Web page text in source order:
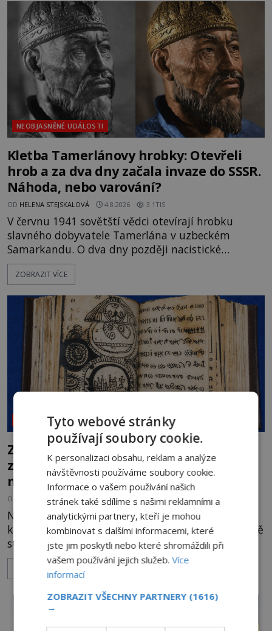
mezi vůdce protihusitského boje. Za manželku má
skutečně jistou
NEOBJASNĚNÉ UDÁLOSTI
Kletba Tamerlánovy hrobky: Otevřeli
hrob a za dva dny začala invaze do SSSR.
Náhoda, nebo varování?
OD HELENA STEJSKALOVÁ 4.8.2026 3.1TIS
V červnu 1941 sovětští vědci otevírají hrobku
slavného dobyvatele Tamerlána v uzbeckém
Samarkandu. O dva dny později nacistické
Německo zahajuje operaci Barbarossa a napadá
Sovětský svaz. Shoda dat je natolik zarážející, že se
na legendě něco pravdy, nebo jde jen o fascinující
souhru okolností? Když antropolog Michail
Gerasimov (1907-1970) a
ZOBRAZIT VÍCE
NEOBJASNĚNÉ UDÁLOSTI
Záhada Rohoncského kodexu: Ukrývá
zapomenutý jazyk, tajnou šifru, nebo
mistrovský podvrh?
OD HELENA STEJSKALOVÁ 3.8.2026 3.1TIS
Na první pohled připomíná obyčejnou starou
knihu. Jakmile ji však otevřete, ocitnete se ve světě
stovek neznámých znaků, podivných ilustrací a
textu, který už téměř dvě století vzdoruje všem
pokusům o rozluštění. Rohoncský kodex patří mezi
jistotou neví, kdo jej napsal, kdy vznikl ani co
vlastně vypráví. Rohoncský kodex se poprvé
objevuje v roce
Tyto webové stránky
používají soubory cookie.
K personalizaci obsahu, reklam a analýze
návštěvnosti používáme soubory cookie.
Informace o vašem používání našich
stránek také sdílíme s našimi reklamními a
analytickými partnery, kteří je mohou
kombinovat s dalšími informacemi, které
jste jim poskytli nebo které shromáždili při
vašem používání jejich služeb.Více
informací
ZOBRAZIT VŠECHNY PARTNERY (1616)
→